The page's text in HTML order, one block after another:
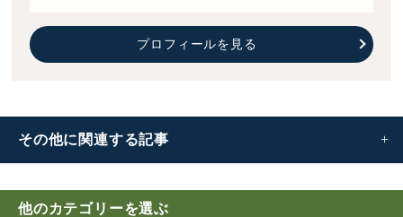
その他に 関連する記事
EAP(従業員支援プログラム)とは｜メリットや導入ポイン
トをわかりやすく解説
監視・断続的労働従事者
強行法規とは｜任意法規との違いや具体例などをわかりや
すく解説
前借金
労働慣行
男女雇用機会均等法とは｜内容・改正・罰則などわかりや
すく解説
使用者がおさえておくべき一般先取特権の知識
顧問弁護士とは｜4つの役割や依頼するメリット、費用相
場などを解説
【2025年6月】職場における熱中症対策の義務化｜対策例
や罰則など
他のカテゴリーを選ぶ
プロフィールを見る